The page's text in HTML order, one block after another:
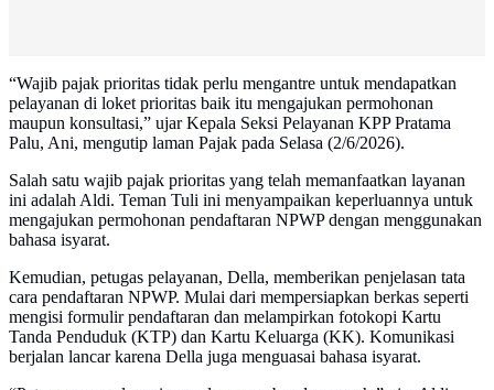
“Wajib pajak prioritas tidak perlu mengantre untuk mendapatkan
pelayanan di loket prioritas baik itu mengajukan permohonan
maupun konsultasi,” ujar Kepala Seksi Pelayanan KPP Pratama
Palu, Ani, mengutip laman Pajak pada Selasa (2/6/2026).
Salah satu wajib pajak prioritas yang telah memanfaatkan layanan
ini adalah Aldi. Teman Tuli ini menyampaikan keperluannya untuk
mengajukan permohonan pendaftaran NPWP dengan menggunakan
bahasa isyarat.
Kemudian, petugas pelayanan, Della, memberikan penjelasan tata
cara pendaftaran NPWP. Mulai dari mempersiapkan berkas seperti
mengisi formulir pendaftaran dan melampirkan fotokopi Kartu
Tanda Penduduk (KTP) dan Kartu Keluarga (KK). Komunikasi
berjalan lancar karena Della juga menguasai bahasa isyarat.